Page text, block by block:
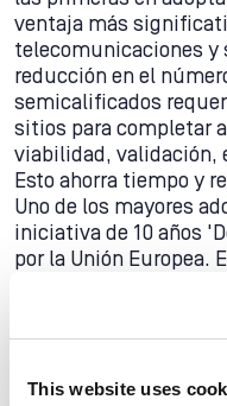
This website uses
ventaja más
telecomunicaciones y
reducción en el
semicalificados
sitios para completar
viabilidad, validación,
Esto ahorra tiempo y
Uno de los mayores
iniciativa de 10 años
por la Unión Europea.
un modelo 3D del